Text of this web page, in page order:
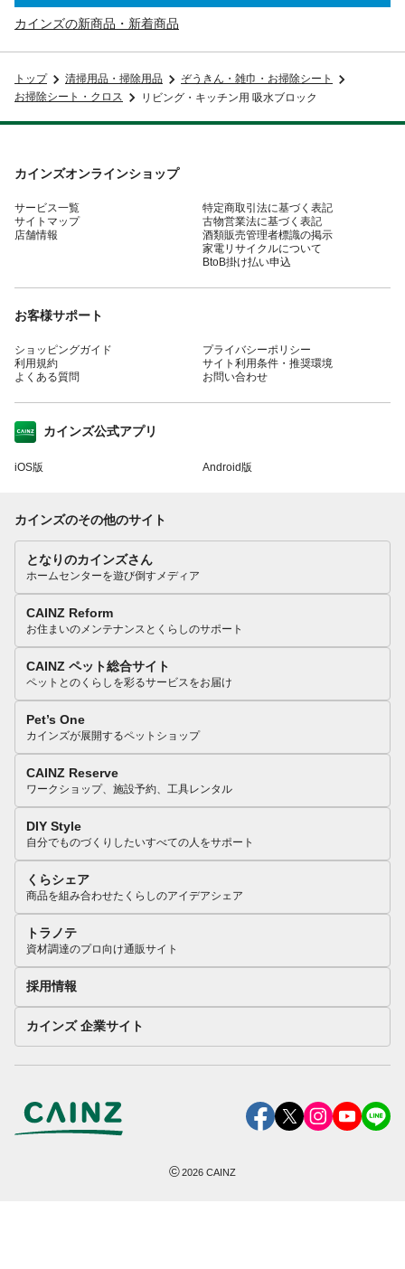
カインズの新商品・新着商品
トップ 清掃用品・掃除用品
ぞうきん・雑巾・お掃除シート
お掃除シート・クロス
リビング・キッチン用 吸水ブロック
カインズオンラインショップ
サービス一覧
サイトマップ
店舗情報
特定商取引法に基づく表記
古物営業法に基づく表記
酒類販売管理者標識の掲示
家電リサイクルについて
BtoB掛け払い申込
お客様サポート
ショッピングガイド
利用規約
よくある質問
プライバシーポリシー
サイト利用条件・推奨環境
お問い合わせ
カインズ公式アプリ
iOS版 Android版
カインズのその他のサイト
となりのカインズさん
ホームセンターを遊び倒すメディア
CAINZ Reform
お住まいのメンテナンスとくらしのサポート
CAINZ ペット総合サイト
ペットとのくらしを彩るサービスをお届け
Pet’s One
カインズが展開するペットショップ
CAINZ Reserve
ワークショップ、施設予約、工具レンタル
DIY Style
自分でものづくりしたいすべての人をサポート
くらシェア
商品を組み合わせたくらしのアイデアシェア
トラノテ
資材調達のプロ向け通販サイト
採用情報
カインズ 企業サイト
©2026 CAINZ